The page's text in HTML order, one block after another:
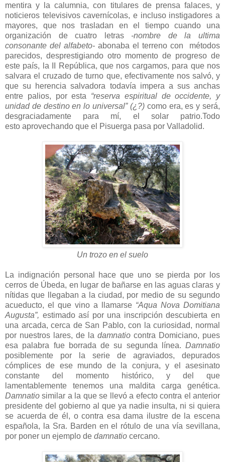
mentira y la calumnia, con titulares de prensa falaces, y
noticieros televisivos cavernícolas, e incluso instigadores a
mayores, que nos trasladan en el tiempo cuando una
organización de cuatro letras -nombre de la ultima
consonante del alfabeto- abonaba el terreno con métodos
parecidos, desprestigiando otro momento de progreso de
este país, la II República, que nos cargamos, para que nos
salvara el cruzado de turno que, efectivamente nos salvó, y
que su herencia salvadora todavía impera a sus anchas
entre palios, por esta “reserva espiritual de occidente, y
unidad de destino en lo universal” (¿?)como era, es y será,
desgraciadamente para mí, el solar patrio.Todo
esto aprovechando que el Pisuerga pasa por Valladolid.
Un trozo en el suelo
La indignación personal hace que uno se pierda por los
cerros de Úbeda, en lugar de bañarse en las aguas claras y
nítidas que llegaban a la ciudad, por medio de su segundo
acueducto, el que vino a llamarse “Aqua Nova Domitiana
Augusta”, estimado así por una inscripción descubierta en
una arcada, cerca de San Pablo, con la curiosidad, normal
por nuestros lares, de la damnatio contra Domiciano, pues
esa palabra fue borrada de su segunda línea. Damnatio
posiblemente por la serie de agraviados, depurados
cómplices de ese mundo de la conjura, y el asesinato
constante del momento histórico, y del que
lamentablemente tenemos una maldita carga genética.
Damnatio similar a la que se llevó a efecto contra el anterior
presidente del gobierno al que ya nadie insulta, ni si quiera
se acuerda de él, o contra esa dama ilustre de la escena
española, la Sra. Barden en el rótulo de una vía sevillana,
por poner un ejemplo de damnatio cercano.